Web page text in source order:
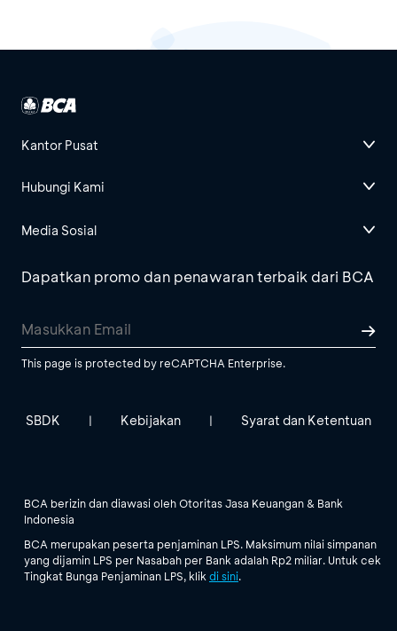
Kantor Pusat
Hubungi Kami
Media Sosial
Dapatkan promo dan penawaran terbaik dari BCA
This page is protected by reCAPTCHA Enterprise.
SBDK | Kebijakan | Syarat dan Ketentuan
BCA berizin dan diawasi oleh Otoritas Jasa Keuangan & Bank
Indonesia
BCA merupakan peserta penjaminan LPS. Maksimum nilai simpanan
yang dijamin LPS per Nasabah per Bank adalah Rp2 miliar. Untuk cek
Tingkat Bunga Penjaminan LPS, klik di sini.